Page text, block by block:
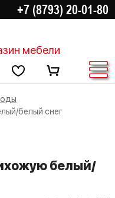
+7 (8793) 20-01-80
мебели
белый снег